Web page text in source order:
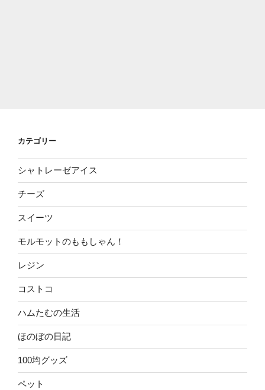
カテゴリー
シャトレーゼアイス
チーズ
スイーツ
モルモットのももしゃん！
レジン
コストコ
ハムたむの生活
ほのぼの日記
100均グッズ
ペット